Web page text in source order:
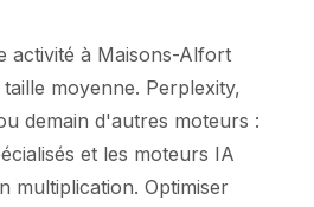
activité à Maisons-Alfort
moyenne. Perplexity,
demain d'autres moteurs :
et les moteurs IA
multiplication. Optimiser